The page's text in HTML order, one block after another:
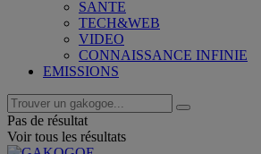
SANTE
TECH&WEB
VIDEO
CONNAISSANCE INFINIE
EMISSIONS
Pas de résultat
Voir tous les résultats